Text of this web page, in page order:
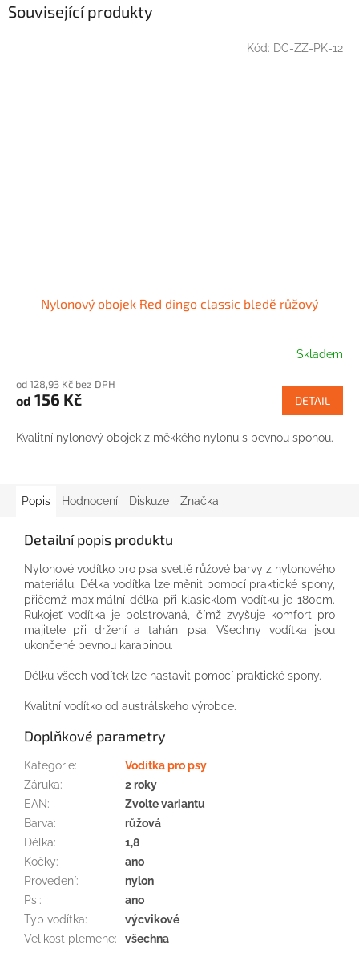
Související produkty
Nylonový obojek Red dingo classic bledě růžový
Skladem
od 128,93 Kč bez DPH
od 156 Kč DETAIL
Kvalitní nylonový obojek z měkkého nylonu s pevnou sponou.
Kód: DC-ZZ-PK-12
Popis Hodnocení Diskuze Značka
Detailní popis produktu
Nylonové vodítko pro psa svetlě růžové barvy z nylonového
materiálu. Délka vodítka lze měnit pomocí praktické spony,
přičemž maximální délka při klasicklom vodítku je 180cm.
Rukojeť vodítka je polstrovaná , čímž zvyšuje komfort pro
majitele při držení a taháni psa. Všechny vodítka
jsou
ukončené pevnou karabinou.
Délku všech vodítek lze nastavit pomocí praktické spony.
Kvalitní vodítko od austrálskeho výrobce.
Doplňkové parametry
Kategorie:
Vodítka pro psy
Záruka:
2 roky
EAN:
Zvolte variantu
Barva:
růžová
Délka:
1,8
Kočky:
ano
Provedení:
nylon
Psi:
ano
Typ vodítka:
výcvikové
Velikost plemene: všechna